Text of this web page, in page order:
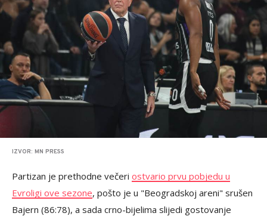
IZVOR: MN PRESS
Partizan je prethodne večeri ostvario prvu pobjedu u
Evroligi ove sezone, pošto je u "Beogradskoj areni" srušen
Bajern (86:78), a sada crno-bijelima slijedi gostovanje